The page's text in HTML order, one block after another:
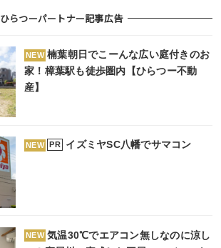
ひらつーパートナー記事広告
NEW 楠葉朝日でこーんな広い庭付きのお
家！樟葉駅も徒歩圏内【ひらつー不動
産】
NEW PR イズミヤSC八幡でサマコン
NEW 気温30℃でエアコン無しなのに涼し